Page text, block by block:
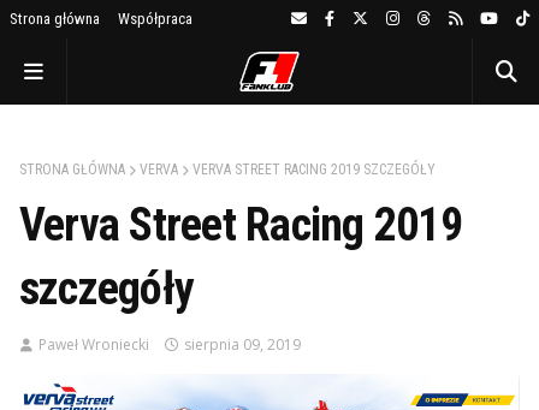
Strona główna Współpraca
STRONA GŁÓWNA VERVA VERVA STREET RACING 2019 SZCZEGÓŁY
Verva Street Racing 2019
szczegóły
Paweł Wroniecki sierpnia 09, 2019